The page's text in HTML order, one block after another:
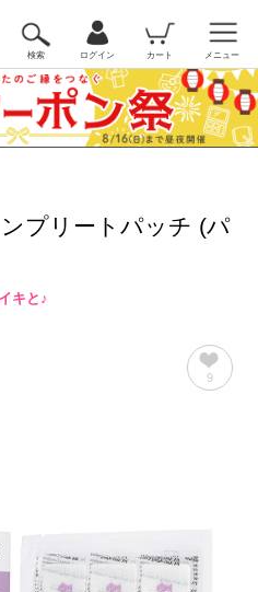
検索 ログイン カート メニュー
プリートパッチ (パ
キと♪
9